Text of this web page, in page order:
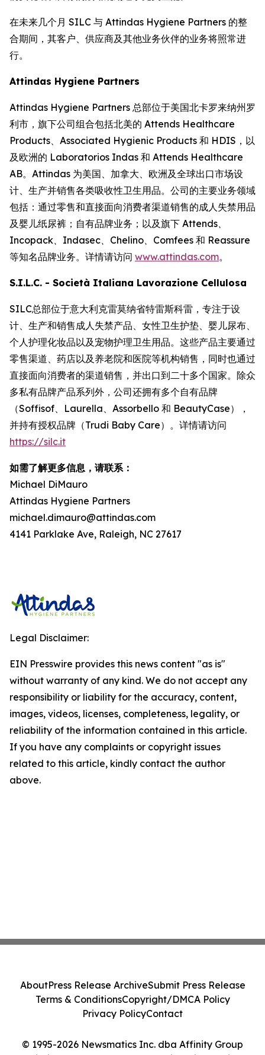
在未来几个月 SILC 与 Attindas Hygiene Partners 的整
合期间，其客户、供应商及其他业务伙伴的业务将照常进
行。
Attindas Hygiene Partners
Attindas Hygiene Partners 总部位于美国北卡罗来纳州罗
利市，旗下公司组合包括北美的 Attends Healthcare
Products、Associated Hygienic Products 和 HDIS，以
及欧洲的 Laboratorios Indas 和 Attends Healthcare
AB。Attindas 为美国、加拿大、欧洲及全球出口市场设
计、生产并销售各类吸收性卫生用品。公司的主要业务领域
包括：通过零售和直接面向消费者渠道销售的成人失禁用品
及婴儿纸尿裤；自有品牌业务；以及旗下 Attends、
Incopack、Indasec、Chelino、Comfees 和 Reassure
等知名品牌业务。详情请访问 www.attindas.com。
S.I.L.C. - Società Italiana Lavorazione Cellulosa
SILC总部位于意大利克雷莫纳省特雷斯科雷，专注于设
计、生产和销售成人失禁产品、女性卫生护垫、婴儿尿布、
个人护理化妆品以及宠物护理卫生用品。这些产品主要通过
零售渠道、药店以及养老院和医院等机构销售，同时也通过
直接面向消费者的渠道销售，并出口到二十多个国家。除众
多私有品牌产品系列外，公司还拥有多个自有品牌
（Soffisof、Laurella、Assorbello 和 BeautyCase），
并持有授权品牌（Trudi Baby Care）。详情请访问
https://silc.it
如需了解更多信息，请联系：
Michael DiMauro
Attindas Hygiene Partners
michael.dimauro@attindas.com
4141 Parklake Ave, Raleigh, NC 27617
Legal Disclaimer:
EIN Presswire provides this news content "as is"
without warranty of any kind. We do not accept any
responsibility or liability for the accuracy, content,
images, videos, licenses, completeness, legality, or
reliability of the information contained in this article.
If you have any complaints or copyright issues
related to this article, kindly contact the author
above.
© 1995-2026 Newsmatics Inc. dba Affinity Group
AboutPress Release ArchiveSubmit Press Release
Terms & ConditionsCopyright/DMCA Policy
Privacy PolicyContact